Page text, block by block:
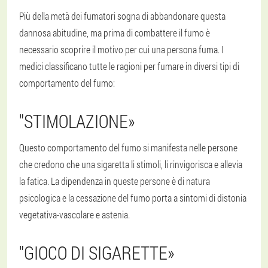
Più della metà dei fumatori sogna di abbandonare questa
dannosa abitudine, ma prima di combattere il fumo è
necessario scoprire il motivo per cui una persona fuma. I
medici classificano tutte le ragioni per fumare in diversi tipi di
comportamento del fumo:
"STIMOLAZIONE»
Questo comportamento del fumo si manifesta nelle persone
che credono che una sigaretta li stimoli, li rinvigorisca e allevia
la fatica. La dipendenza in queste persone è di natura
psicologica e la cessazione del fumo porta a sintomi di distonia
vegetativa-vascolare e astenia.
"GIOCO DI SIGARETTE»